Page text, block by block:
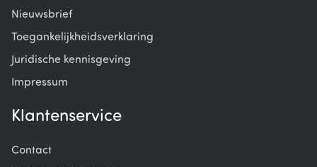
Nieuwsbrief
Toegankelijkheidsverklaring
Juridische kennisgeving
Impressum
Klantenservice
Contact